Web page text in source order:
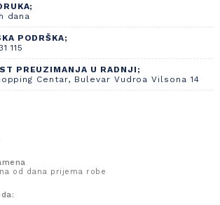
dana
PODRŠKA;
115
PREUZIMANJA U RADNJI;
Centar, Bulevar Vudroa Vilsona 14
od dana prijema robe